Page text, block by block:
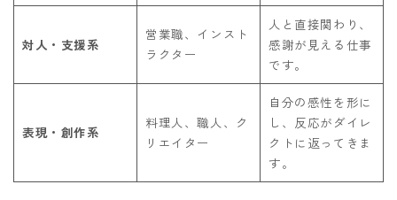
対人・支援系
営業職、インスト
ラクター
人と直接関わり、
感謝が見える仕事
です。
表現・創作系
料理人、職人、ク
リエイター
自分の感性を形に
し、反応がダイレ
クトに返ってきま
す。